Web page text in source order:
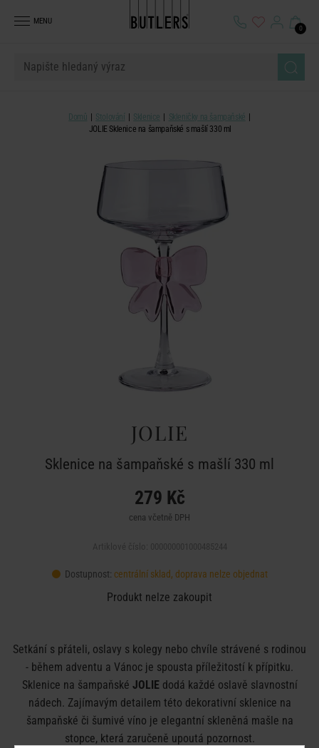
MENU
0
Domů Stolování Sklenice
Skleničky na šampaňské
JOLIE Sklenice na šampaňské s mašlí 330 ml
JOLIE
Sklenice na šampaňské s mašlí 330 ml
279 Kč
cena včetně DPH
Dostupnost: centrální sklad, doprava nelze objednat
Produkt nelze zakoupit
Setkání s přáteli, oslavy s kolegy nebo chvíle strávené s rodinou
- během adventu a Vánoc je spousta příležitostí k přípitku.
Sklenice na šampaňské JOLIE dodá každé oslavě slavnostní
nádech. Zajímavým detailem této dekorativní sklenice na
šampaňské či šumivé víno je elegantní skleněná mašle na
stopce, která zaručeně upoutá pozornost.